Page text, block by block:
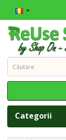
Categorii